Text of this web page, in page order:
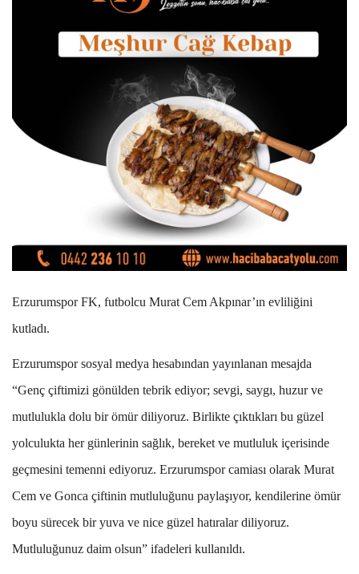
Erzurumspor FK, futbolcu Murat Cem Akpınar’ın evliliğini
kutladı.
Erzurumspor sosyal medya hesabından yayınlanan mesajda
“Genç çiftimizi gönülden tebrik ediyor; sevgi, saygı, huzur ve
mutlulukla dolu bir ömür diliyoruz. Birlikte çıktıkları bu güzel
yolculukta her günlerinin sağlık, bereket ve mutluluk içerisinde
geçmesini temenni ediyoruz. Erzurumspor camiası olarak Murat
Cem ve Gonca çiftinin mutluluğunu paylaşıyor, kendilerine ömür
boyu sürecek bir yuva ve nice güzel hatıralar diliyoruz.
Mutluluğunuz daim olsun” ifadeleri kullanıldı.